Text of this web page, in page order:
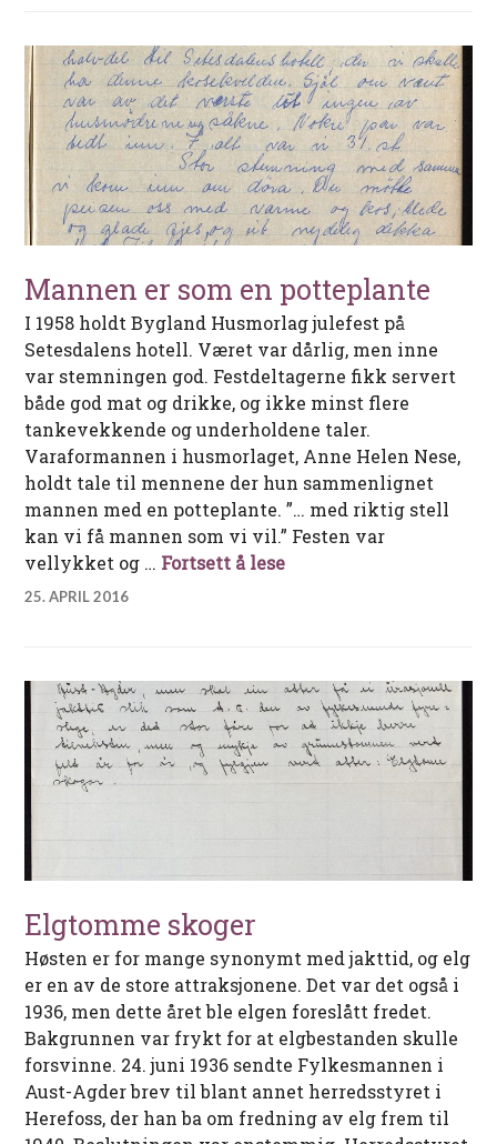
Mannen er som en potteplante
I 1958 holdt Bygland Husmorlag julefest på
Setesdalens hotell. Været var dårlig, men inne
var stemningen god. Festdeltagerne fikk servert
både god mat og drikke, og ikke minst flere
tankevekkende og underholdene taler.
Varaformannen i husmorlaget, Anne Helen Nese,
holdt tale til mennene der hun sammenlignet
mannen med en potteplante. ”… med riktig stell
kan vi få mannen som vi vil.” Festen var
vellykket og … Fortsett å leseMannen er som en
25. APRIL 2016
Elgtomme skoger
Høsten er for mange synonymt med jakttid, og elg
er en av de store attraksjonene. Det var det også i
1936, men dette året ble elgen foreslått fredet.
Bakgrunnen var frykt for at elgbestanden skulle
forsvinne. 24. juni 1936 sendte Fylkesmannen i
Aust-Agder brev til blant annet herredsstyret i
Herefoss, der han ba om fredning av elg frem til